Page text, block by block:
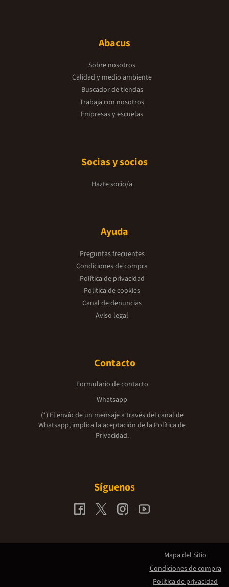
Abacus
Sobre nosotros
Calidad y medio ambiente
Buscador de tiendas
Trabaja con nosotros
Empresas y escuelas
Socias y socios
Hazte socio/a
Ayuda
Preguntas frecuentes
Condiciones de compra
Política de privacidad
Política de cookies
Canal de denuncias
Aviso legal
Contacto
Formulario de contacto
Whatsapp
(*) El envío de un mensaje a través del canal de
Whatsapp, implica la aceptación de la Política de
Privacidad.
Síguenos
Mapa del Sitio
Condiciones de compra
Política de privacidad